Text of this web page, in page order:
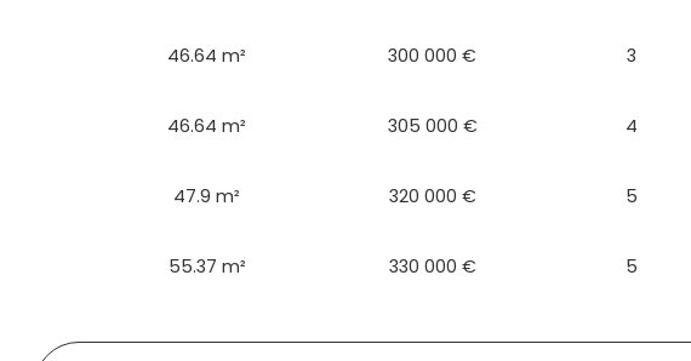
46.64 m² 300 000 € 3
46.64 m² 305 000 € 4
47.9 m² 320 000 € 5
55.37 m² 330 000 € 5